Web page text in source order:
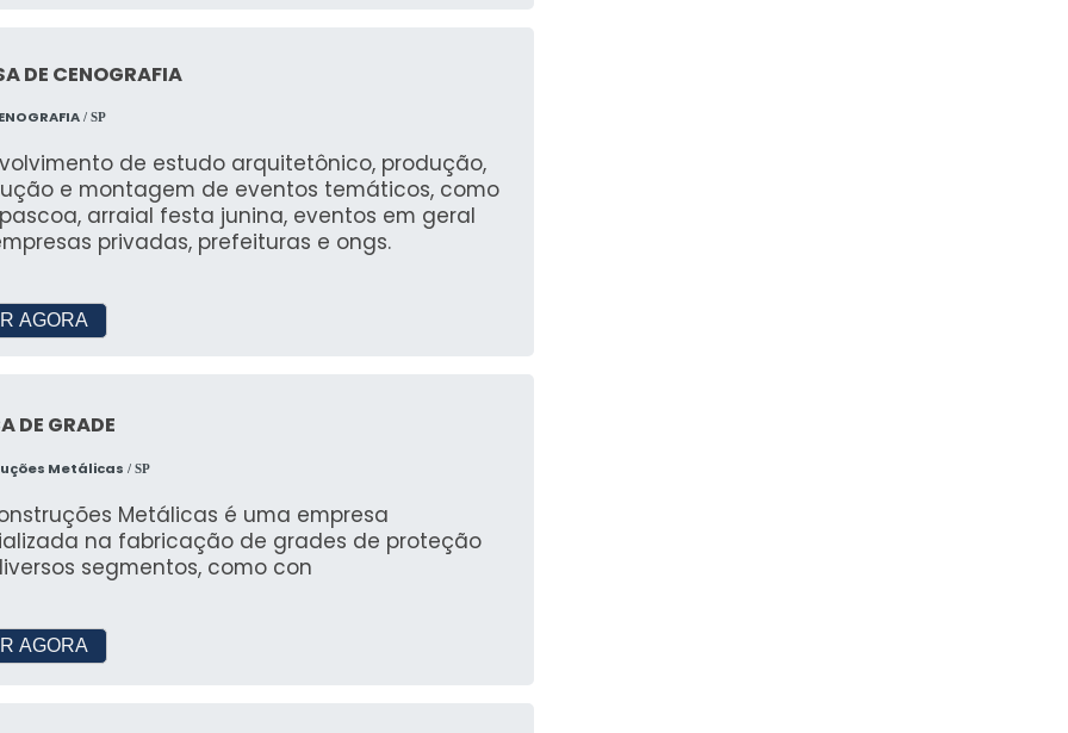
m por 6?
varia de R$800 a R$1800, influenciado por
evento.
pessoas?
é indicada, garantindo espaço suficiente para
tendas alugadas?
pela empresa de locação, como a JR Tendas,
em ótimo estado para uso.
DE CENOGRAFIA
/ SP
de estudo arquitetônico, produção,
e montagem de eventos temáticos, como
arraial festa junina, eventos em geral
privadas, prefeituras e ongs.
AGORA
DE GRADE
Metálicas / SP
Metálicas é uma empresa
na fabricação de grades de proteção
segmentos, como con
AGORA